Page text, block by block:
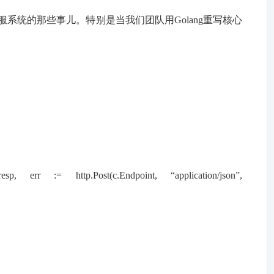
统的那些事儿。特别是当我们团队用Golang重写核心
http.Post(c.Endpoint, “application/json”,